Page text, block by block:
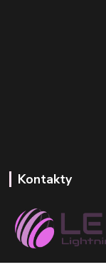
Kontakty